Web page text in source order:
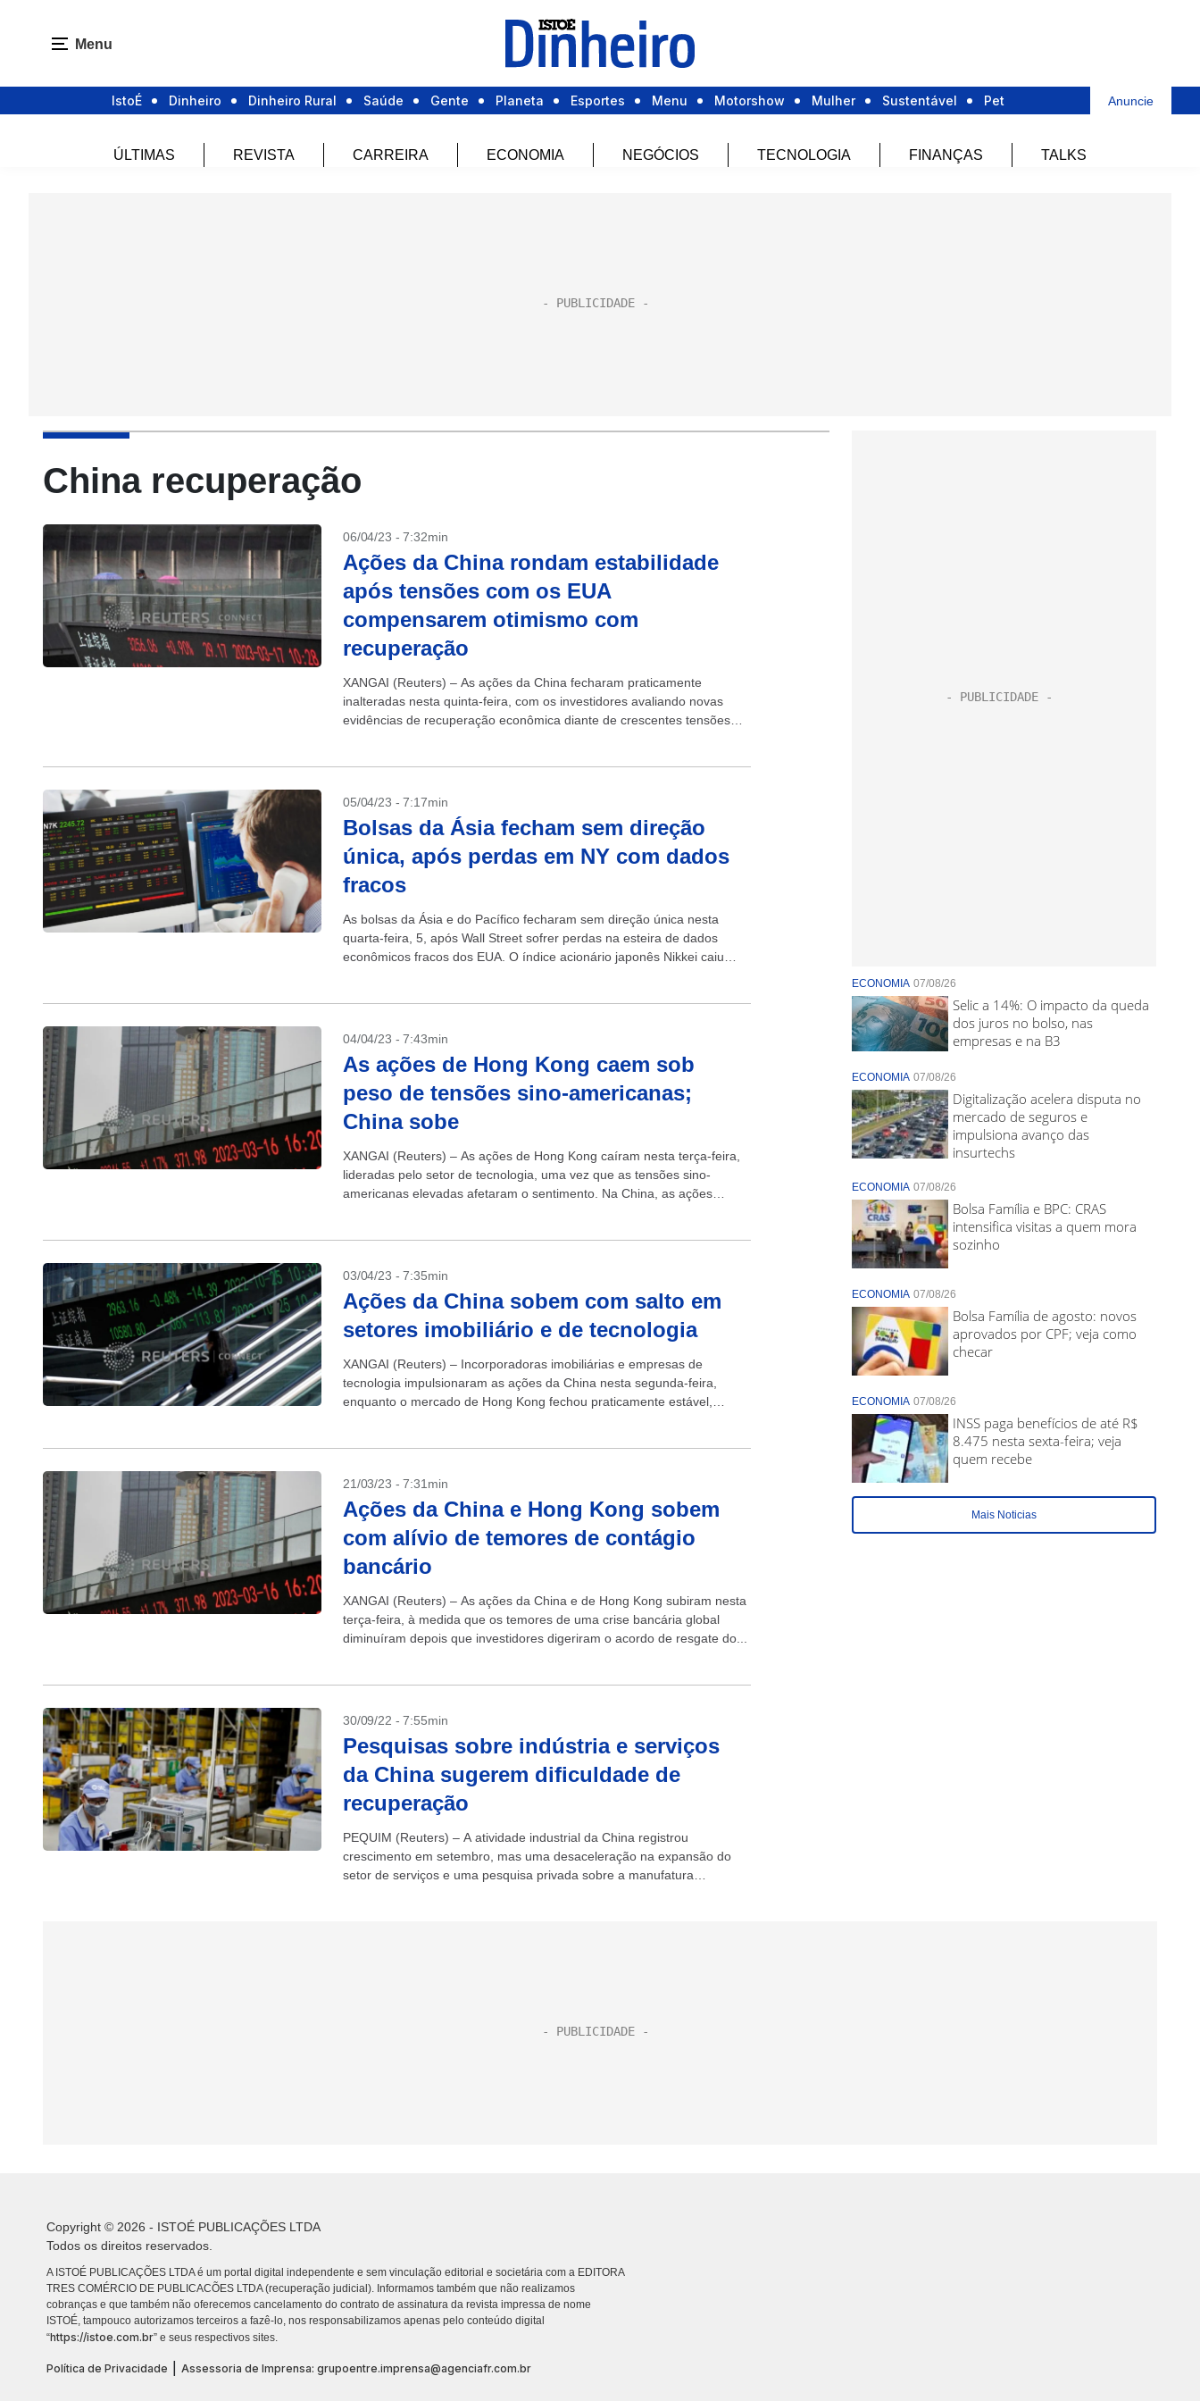
Menu
IstoÉ Dinheiro Dinheiro Rural Saúde Gente Planeta Esportes Menu Motorshow Mulher Sustentável Pet Anuncie
ÚLTIMAS REVISTA CARREIRA ECONOMIA NEGÓCIOS TECNOLOGIA FINANÇAS TALKS
China recuperação
06/04/23 - 7:32min
Ações da China rondam estabilidade
após tensões com os EUA
compensarem otimismo com
recuperação
XANGAI (Reuters) – As ações da China fecharam praticamente
inalteradas nesta quinta-feira, com os investidores avaliando novas
evidências de recuperação econômica diante de crescentes tensões
05/04/23 - 7:17min
Bolsas da Ásia fecham sem direção
única, após perdas em NY com dados
fracos
As bolsas da Ásia e do Pacífico fecharam sem direção única nesta
quarta-feira, 5, após Wall Street sofrer perdas na esteira de dados
econômicos fracos dos EUA. O índice acionário japonês Nikkei caiu
04/04/23 - 7:43min
As ações de Hong Kong caem sob
peso de tensões sino-americanas;
China sobe
XANGAI (Reuters) – As ações de Hong Kong caíram nesta terça-feira,
lideradas pelo setor de tecnologia, uma vez que as tensões sino-
americanas elevadas afetaram o sentimento. Na China, as ações
03/04/23 - 7:35min
Ações da China sobem com salto em
setores imobiliário e de tecnologia
XANGAI (Reuters) – Incorporadoras imobiliárias e empresas de
tecnologia impulsionaram as ações da China nesta segunda-feira,
enquanto o mercado de Hong Kong fechou praticamente estável,
21/03/23 - 7:31min
Ações da China e Hong Kong sobem
com alívio de temores de contágio
bancário
XANGAI (Reuters) – As ações da China e de Hong Kong subiram nesta
terça-feira, à medida que os temores de uma crise bancária global
diminuíram depois que investidores digeriram o acordo de resgate do...
30/09/22 - 7:55min
Pesquisas sobre indústria e serviços
da China sugerem dificuldade de
recuperação
PEQUIM (Reuters) – A atividade industrial da China registrou
crescimento em setembro, mas uma desaceleração na expansão do
setor de serviços e uma pesquisa privada sobre a manufatura
ECONOMIA 07/08/26
Selic a 14%: O impacto da queda
dos juros no bolso, nas
empresas e na B3
ECONOMIA 07/08/26
Digitalização acelera disputa no
mercado de seguros e
impulsiona avanço das
insurtechs
ECONOMIA 07/08/26
Bolsa Família e BPC: CRAS
intensifica visitas a quem mora
sozinho
ECONOMIA 07/08/26
Bolsa Família de agosto: novos
aprovados por CPF; veja como
checar
ECONOMIA 07/08/26
INSS paga benefícios de até R$
8.475 nesta sexta-feira; veja
quem recebe
Mais Noticias
Copyright © 2026 - ISTOÉ PUBLICAÇÕES LTDA
Todos os direitos reservados.
A ISTOÉ PUBLICAÇÕES LTDA é um portal digital independente e sem vinculação editorial e societária com a EDITORA
TRES COMÉRCIO DE PUBLICACÕES LTDA (recuperação judicial). Informamos também que não realizamos
cobranças e que também não oferecemos cancelamento do contrato de assinatura da revista impressa de nome
ISTOÉ, tampouco autorizamos terceiros a fazê-lo, nos responsabilizamos apenas pelo conteúdo digital
“https://istoe.com.br” e seus respectivos sites.
Política de Privacidade Assessoria de Imprensa: grupoentre.imprensa@agenciafr.com.br